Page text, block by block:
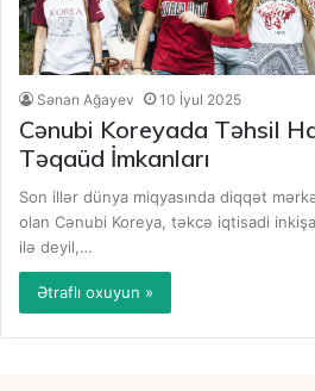
Sənan Ağayev 10 İyul 2025
Cənubi Koreyada Təhsil
Təqaüd İmkanları
Son illər dünya miqyasında diqqət
olan Cənubi Koreya, təkcə iqtisadi
ilə deyil,…
Ətraflı oxuyun »